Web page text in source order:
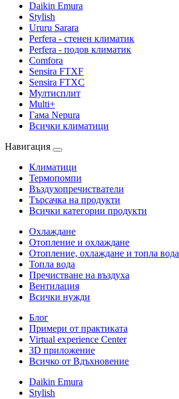
Daikin Emura
Stylish
Ururu Sarara
Perfera - стенен климатик
Perfera - подов климатик
Comfora
Sensira FTXF
Sensira FTXC
Мултисплит
Multi+
Гама Nepura
Всички климатици
Навигация
Климатици
Термопомпи
Въздухопречистватели
Търсачка на продукти
Всички категории продукти
Охлаждане
Отопление и охлаждане
Отопление, охлаждане и топла вода
Топла вода
Пречистване на въздуха
Вентилация
Всички нужди
Блог
Примери от практиката
Virtual experience Center
3D приложение
Всичко от Вдъхновение
Daikin Emura
Stylish